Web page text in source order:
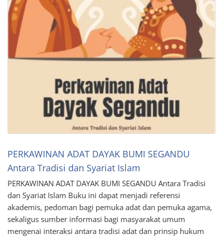
PERKAWINAN ADAT DAYAK BUMI SEGANDU
Antara Tradisi dan Syariat Islam
PERKAWINAN ADAT DAYAK BUMI SEGANDU Antara Tradisi
dan Syariat Islam Buku ini dapat menjadi referensi
akademis, pedoman bagi pemuka adat dan pemuka agama,
sekaligus sumber informasi bagi masyarakat umum
mengenai interaksi antara tradisi adat dan prinsip hukum